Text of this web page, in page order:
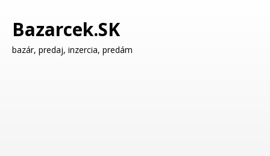
Bazarcek.SK
bazár, predaj, inzercia, predám